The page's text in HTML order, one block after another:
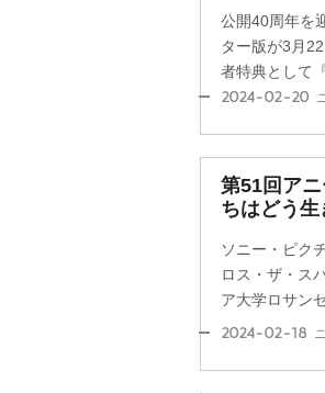
公開40周年を
ター版が3月
者特典として
2024-02-20
第51回ア
ちはどう
ソニー・ピク
ロス・ザ・ス
ア大学ロサン
2024-02-18